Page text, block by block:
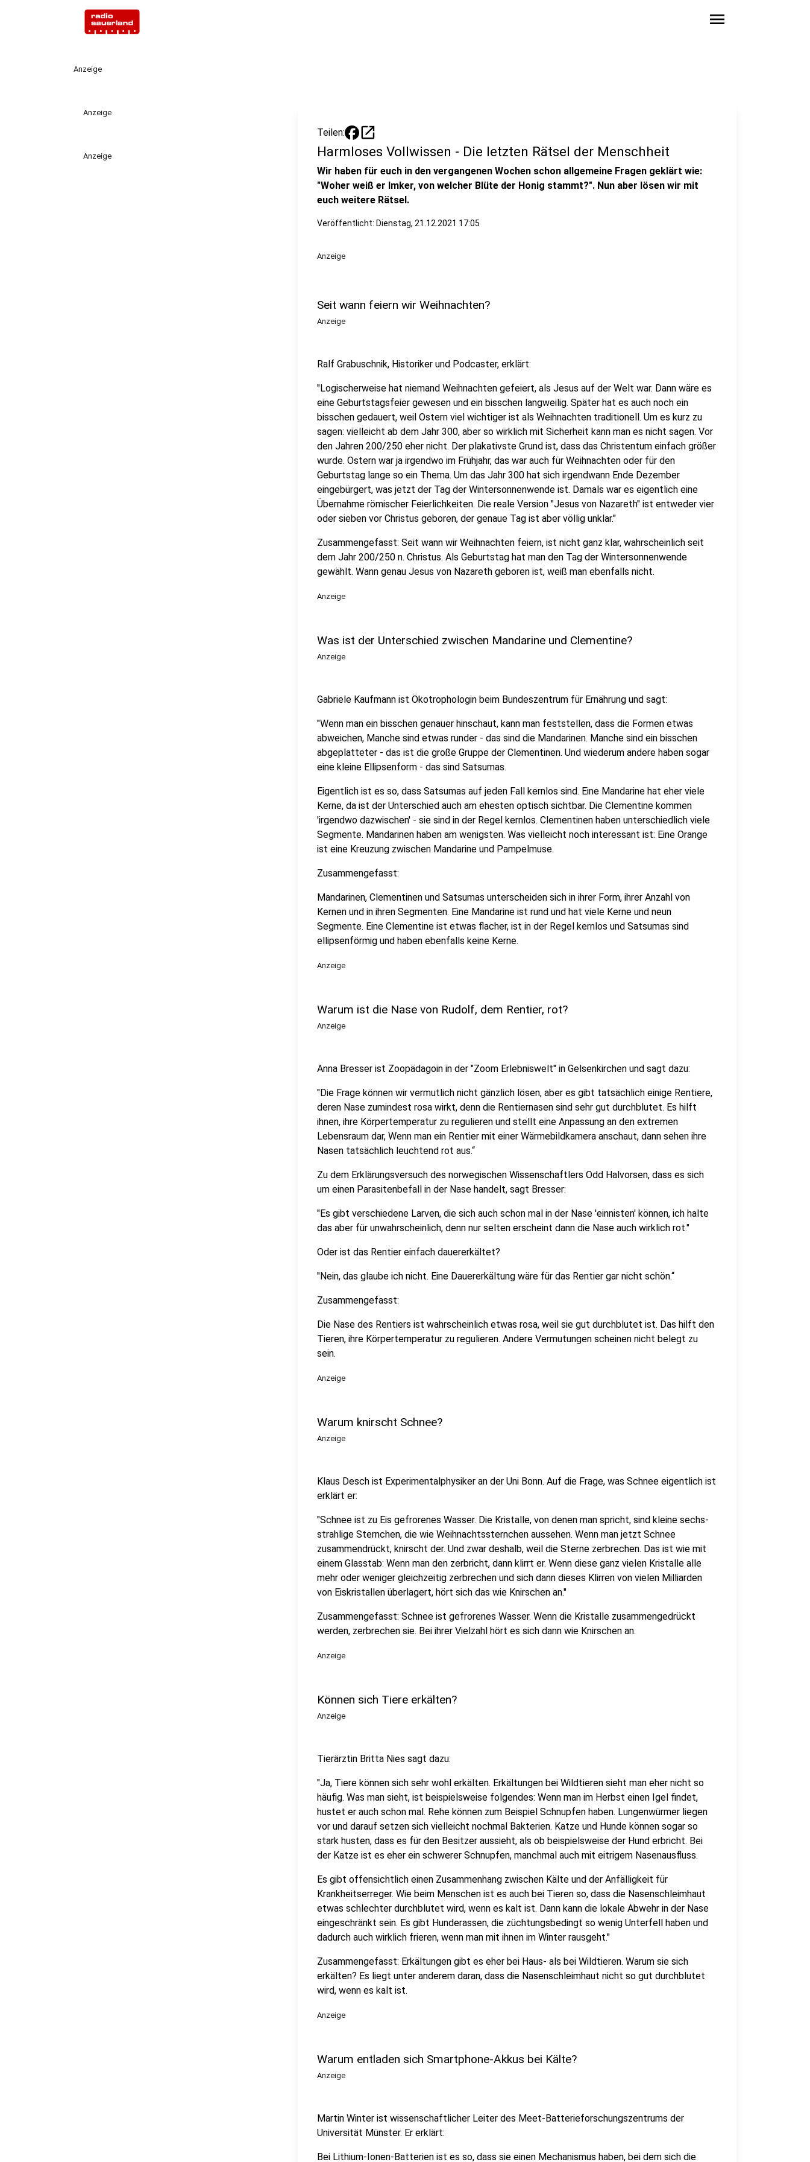
menu
Anzeige
Anzeige
Anzeige
Teilen: open_in_new
Harmloses Vollwissen - Die letzten Rätsel der Menschheit
Wir haben für euch in den vergangenen Wochen schon allgemeine Fragen geklärt wie:
"Woher weiß er Imker, von welcher Blüte der Honig stammt?". Nun aber lösen wir mit
euch weitere Rätsel.
Veröffentlicht: Dienstag, 21.12.2021 17:05
Anzeige
Seit wann feiern wir Weihnachten?
Anzeige
Ralf Grabuschnik, Historiker und Podcaster, erklärt:
"Logischerweise hat niemand Weihnachten gefeiert, als Jesus auf der Welt war. Dann wäre es
eine Geburtstagsfeier gewesen und ein bisschen langweilig. Später hat es auch noch ein
bisschen gedauert, weil Ostern viel wichtiger ist als Weihnachten traditionell. Um es kurz zu
sagen: vielleicht ab dem Jahr 300, aber so wirklich mit Sicherheit kann man es nicht sagen. Vor
den Jahren 200/250 eher nicht. Der plakativste Grund ist, dass das Christentum einfach größer
wurde. Ostern war ja irgendwo im Frühjahr, das war auch für Weihnachten oder für den
Geburtstag lange so ein Thema. Um das Jahr 300 hat sich irgendwann Ende Dezember
eingebürgert, was jetzt der Tag der Wintersonnenwende ist. Damals war es eigentlich eine
Übernahme römischer Feierlichkeiten. Die reale Version "Jesus von Nazareth" ist entweder vier
oder sieben vor Christus geboren, der genaue Tag ist aber völlig unklar."
Zusammengefasst: Seit wann wir Weihnachten feiern, ist nicht ganz klar, wahrscheinlich seit
dem Jahr 200/250 n. Christus. Als Geburtstag hat man den Tag der Wintersonnenwende
gewählt. Wann genau Jesus von Nazareth geboren ist, weiß man ebenfalls nicht.
Anzeige
Was ist der Unterschied zwischen Mandarine und Clementine?
Anzeige
Gabriele Kaufmann ist Ökotrophologin beim Bundeszentrum für Ernährung und sagt:
"Wenn man ein bisschen genauer hinschaut, kann man feststellen, dass die Formen etwas
abweichen, Manche sind etwas runder - das sind die Mandarinen. Manche sind ein bisschen
abgeplatteter - das ist die große Gruppe der Clementinen. Und wiederum andere haben sogar
eine kleine Ellipsenform - das sind Satsumas.
Eigentlich ist es so, dass Satsumas auf jeden Fall kernlos sind. Eine Mandarine hat eher viele
Kerne, da ist der Unterschied auch am ehesten optisch sichtbar. Die Clementine kommen
'irgendwo dazwischen' - sie sind in der Regel kernlos. Clementinen haben unterschiedlich viele
Segmente. Mandarinen haben am wenigsten. Was vielleicht noch interessant ist: Eine Orange
ist eine Kreuzung zwischen Mandarine und Pampelmuse.
Zusammengefasst:
Mandarinen, Clementinen und Satsumas unterscheiden sich in ihrer Form, ihrer Anzahl von
Kernen und in ihren Segmenten. Eine Mandarine ist rund und hat viele Kerne und neun
Segmente. Eine Clementine ist etwas flacher, ist in der Regel kernlos und Satsumas sind
ellipsenförmig und haben ebenfalls keine Kerne.
Anzeige
Warum ist die Nase von Rudolf, dem Rentier, rot?
Anzeige
Anna Bresser ist Zoopädagoin in der "Zoom Erlebniswelt" in Gelsenkirchen und sagt dazu:
"Die Frage können wir vermutlich nicht gänzlich lösen, aber es gibt tatsächlich einige Rentiere,
deren Nase zumindest rosa wirkt, denn die Rentiernasen sind sehr gut durchblutet. Es hilft
ihnen, ihre Körpertemperatur zu regulieren und stellt eine Anpassung an den extremen
Lebensraum dar, Wenn man ein Rentier mit einer Wärmebildkamera anschaut, dann sehen ihre
Nasen tatsächlich leuchtend rot aus.“
Zu dem Erklärungsversuch des norwegischen Wissenschaftlers Odd Halvorsen, dass es sich
um einen Parasitenbefall in der Nase handelt, sagt Bresser:
"Es gibt verschiedene Larven, die sich auch schon mal in der Nase 'einnisten' können, ich halte
das aber für unwahrscheinlich, denn nur selten erscheint dann die Nase auch wirklich rot."
Oder ist das Rentier einfach dauererkältet?
"Nein, das glaube ich nicht. Eine Dauererkältung wäre für das Rentier gar nicht schön.“
Zusammengefasst:
Die Nase des Rentiers ist wahrscheinlich etwas rosa, weil sie gut durchblutet ist. Das hilft den
Tieren, ihre Körpertemperatur zu regulieren. Andere Vermutungen scheinen nicht belegt zu
sein.
Anzeige
Warum knirscht Schnee?
Anzeige
Klaus Desch ist Experimentalphysiker an der Uni Bonn. Auf die Frage, was Schnee eigentlich ist
erklärt er:
"Schnee ist zu Eis gefrorenes Wasser. Die Kristalle, von denen man spricht, sind kleine sechs-
strahlige Sternchen, die wie Weihnachtssternchen aussehen. Wenn man jetzt Schnee
zusammendrückt, knirscht der. Und zwar deshalb, weil die Sterne zerbrechen. Das ist wie mit
einem Glasstab: Wenn man den zerbricht, dann klirrt er. Wenn diese ganz vielen Kristalle alle
mehr oder weniger gleichzeitig zerbrechen und sich dann dieses Klirren von vielen Milliarden
von Eiskristallen überlagert, hört sich das wie Knirschen an."
Zusammengefasst: Schnee ist gefrorenes Wasser. Wenn die Kristalle zusammengedrückt
werden, zerbrechen sie. Bei ihrer Vielzahl hört es sich dann wie Knirschen an.
Anzeige
Können sich Tiere erkälten?
Anzeige
Tierärztin Britta Nies sagt dazu:
"Ja, Tiere können sich sehr wohl erkälten. Erkältungen bei Wildtieren sieht man eher nicht so
häufig. Was man sieht, ist beispielsweise folgendes: Wenn man im Herbst einen Igel findet,
hustet er auch schon mal. Rehe können zum Beispiel Schnupfen haben. Lungenwürmer liegen
vor und darauf setzen sich vielleicht nochmal Bakterien. Katze und Hunde können sogar so
stark husten, dass es für den Besitzer aussieht, als ob beispielsweise der Hund erbricht. Bei
der Katze ist es eher ein schwerer Schnupfen, manchmal auch mit eitrigem Nasenausfluss.
Es gibt offensichtlich einen Zusammenhang zwischen Kälte und der Anfälligkeit für
Krankheitserreger. Wie beim Menschen ist es auch bei Tieren so, dass die Nasenschleimhaut
etwas schlechter durchblutet wird, wenn es kalt ist. Dann kann die lokale Abwehr in der Nase
eingeschränkt sein. Es gibt Hunderassen, die züchtungsbedingt so wenig Unterfell haben und
dadurch auch wirklich frieren, wenn man mit ihnen im Winter rausgeht."
Zusammengefasst: Erkältungen gibt es eher bei Haus- als bei Wildtieren. Warum sie sich
erkälten? Es liegt unter anderem daran, dass die Nasenschleimhaut nicht so gut durchblutet
wird, wenn es kalt ist.
Anzeige
Warum entladen sich Smartphone-Akkus bei Kälte?
Anzeige
Martin Winter ist wissenschaftlicher Leiter des Meet-Batterieforschungszentrums der
Universität Münster. Er erklärt:
Bei Lithium-Ionen-Batterien ist es so, dass sie einen Mechanismus haben, bei dem sich die